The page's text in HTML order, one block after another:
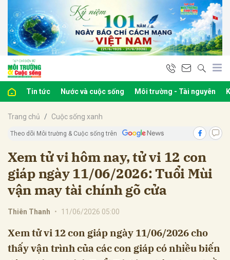
Tin tức Nước và cuộc sống Môi trường - Tài nguyên
Trang chủ Cuộc sống xanh
Theo dõi Môi trường & Cuộc sống trên
Xem tử vi hôm nay, tử vi 12 con
giáp ngày 11/06/2026: Tuổi Mùi
vận may tài chính gõ cửa
Thiên Thanh • 11/06/2026 05:00
Xem tử vi 12 con giáp ngày 11/06/2026 cho
thấy vận trình của các con giáp có nhiều biến
luận
Hủy